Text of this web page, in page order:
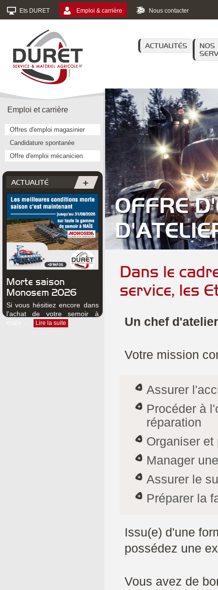
Ets DURET Emploi & carrière Nous contacter
ACTUALITÉS
NOS
Emploi et carrière
Offres d'emploi magasinier
Candidature spontanée
Offre d'emploi mécanicien
ACTUALITÉ
Morte saison
Monosem 2026
Si vous hésitiez encore dans
l'achat de votre semoir à
Lire la suite
OFFRE
Dans le
service, les
Un chef
Votre mission
Assurer
Procéder à
réparation
Organiser
Manager
Assurer le
Préparer la
Issu(e) d'une
possédez une
Vous avez de